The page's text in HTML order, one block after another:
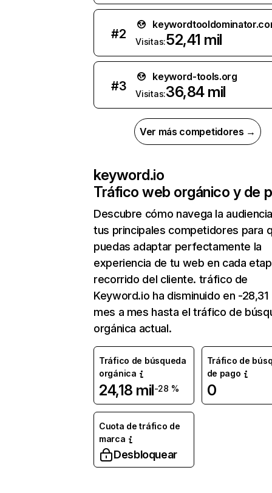
#2
Visitas:52,41 mil
#3
keyword-tools.org
Visitas:36,84 mil
Ver más competidores →
keyword.io
Tráfico web orgánico y de
Descubre cómo navega la
tus principales competidores para
puedas adaptar perfectamente la
experiencia de tu web en cada
recorrido del cliente. tráfico de
Keyword.io ha disminuido en -28,31
mes a mes hasta el tráfico de
orgánica actual.
Tráfico de búsqueda
orgánica
24,18 mil-28 %
Tráfico de
de pago
0
Cuota de tráfico de
marca
Desbloquear